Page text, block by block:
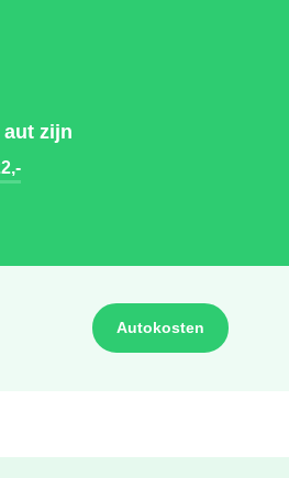
zijn
Autokosten